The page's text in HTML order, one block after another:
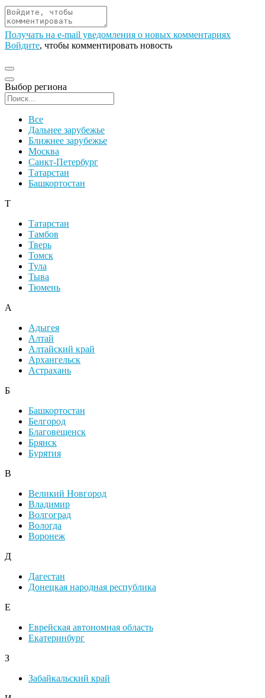
Получать на e‑mail уведомления о новых комментариях
Войдите, чтобы комментировать новость
Выбор региона
Все
Дальнее зарубежье
Ближнее зарубежье
Москва
Санкт-Петербург
Татарстан
Башкортостан
Т
Татарстан
Тамбов
Тверь
Томск
Тула
Тыва
Тюмень
А
Адыгея
Алтай
Алтайский край
Архангельск
Астрахань
Б
Башкортостан
Белгород
Благовещенск
Брянск
Бурятия
В
Великий Новгород
Владимир
Волгоград
Вологда
Воронеж
Д
Дагестан
Донецкая народная республика
Е
Еврейская автономная область
Екатеринбург
З
Забайкальский край